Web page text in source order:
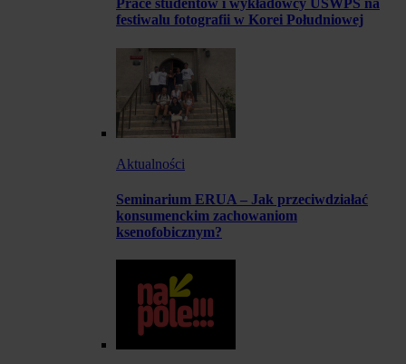
Prace studentów i wykładowcy USWPS na
festiwalu fotografii w Korei Południowej
Aktualności
Seminarium ERUA – Jak przeciwdziałać
konsumenckim zachowaniom
ksenofobicznym?